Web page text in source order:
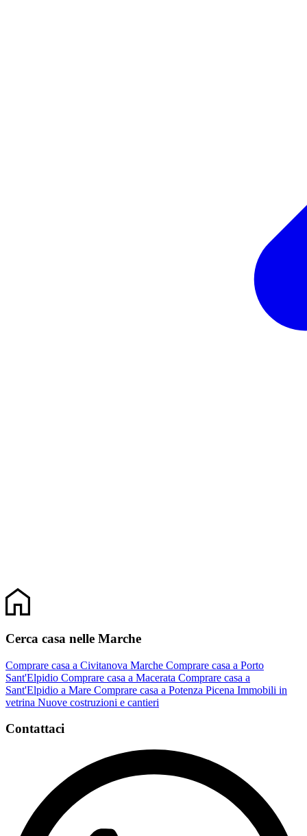
Cerca casa nelle Marche
Comprare casa a Civitanova Marche Comprare casa a Porto
Sant'Elpidio Comprare casa a Macerata Comprare casa a
Sant'Elpidio a Mare Comprare casa a Potenza Picena Immobili in
vetrina Nuove costruzioni e cantieri
Contattaci